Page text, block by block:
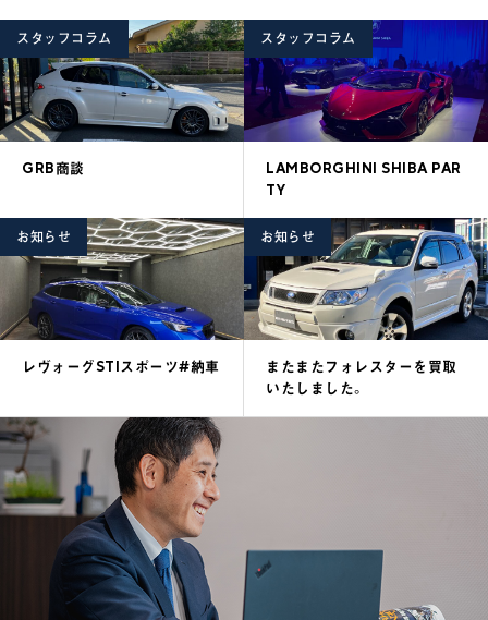
スタッフコラム
GRB商談
スタッフコラム
LAMBORGHINI SHIBA PAR
TY
お知らせ
レヴォーグSTIスポーツ#納車
お知らせ
またまたフォレスターを買取
いたしました。